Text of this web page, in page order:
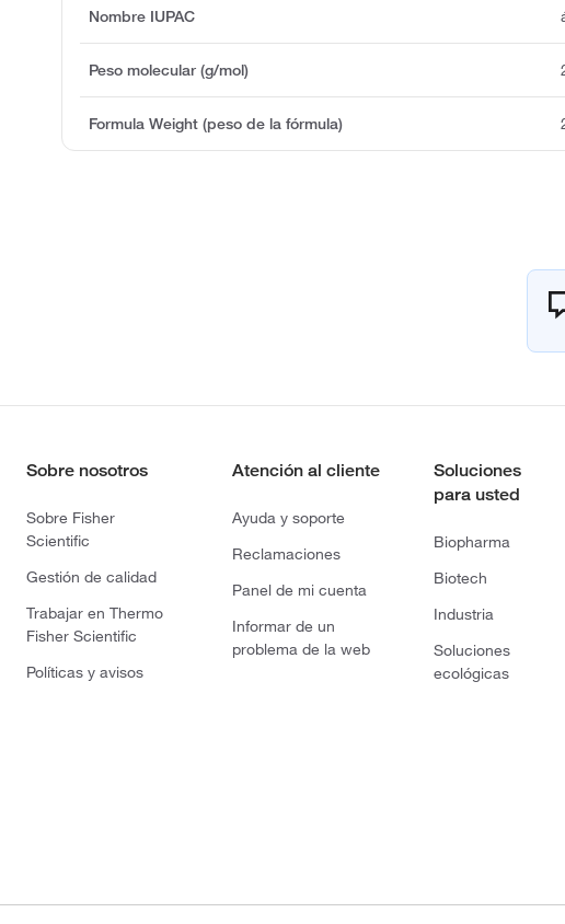
Nombre IUPAC
Peso molecular (g/mol)
Formula Weight (peso de la fórmula)
Sobre nosotros
Sobre Fisher
Scientific
Gestión de calidad
Trabajar en Thermo
Fisher Scientific
Políticas y avisos
Atención al cliente
Ayuda y soporte
Reclamaciones
Panel de mi cuenta
Informar de un
problema de la web
Soluciones
para usted
Biopharma
Biotech
Industria
Soluciones
ecológicas